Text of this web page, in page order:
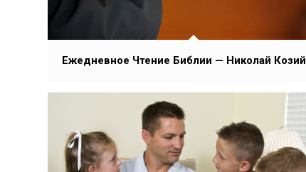
Ежедневное Чтение Библии — Николай Козий